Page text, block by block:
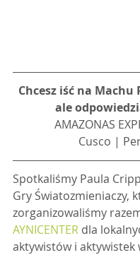
Chcesz iść na Machu
ale
AMAZONAS
Cusco |
Spotkaliśmy Paula
Gry Światozmieniaczy,
zorganizowaliśmy
AYNICENTER dla
aktywistów i aktywistek